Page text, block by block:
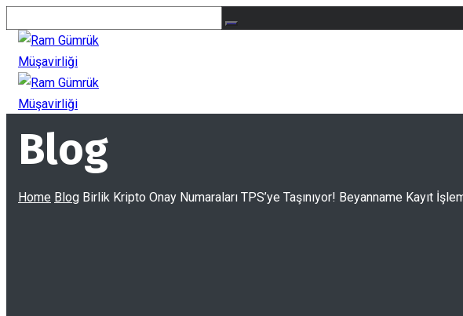
Blog
Home Blog Birlik Kripto Onay Numaraları TPS’ye Taşınıyor! Beyanname Kayıt